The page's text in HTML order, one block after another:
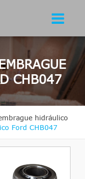
CHB047
hidráulico
Ford CHB047